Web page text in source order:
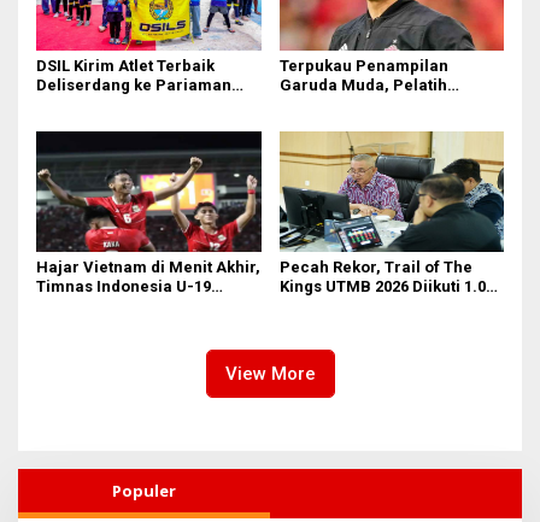
DSIL Kirim Atlet Terbaik
Deliserdang ke Pariaman
Terpukau Penampilan
Garuda Muda, Pelatih
Aksi Timnas U-19
Hajar Vietnam di Menit Akhir,
Timnas Indonesia U-19
Pecah Rekor, Trail of The
Kings UTMB 2026 Diikuti 1.015
View More
Populer